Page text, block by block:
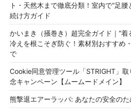
ト・天然木まで徹底分類！室内で“足腰
続け方ガイド
かいまき（掻巻き）超完全ガイド｜“着
冷えを根こそぎ防ぐ！素材別おすすめ
で
Cookie同意管理ツール「STRIGHT」
念キャンペーン【ムームードメイン】
熊撃退エアーラッパ: あなたの安全の